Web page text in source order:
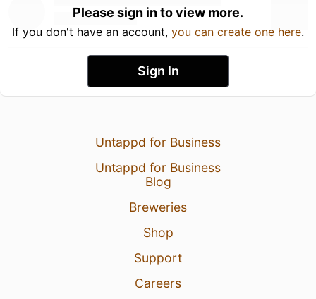
Please sign in to view more.
If you don't have an account, you can create one here.
Sign In
Untappd for Business
Untappd for Business
Blog
Breweries
Shop
Support
Careers